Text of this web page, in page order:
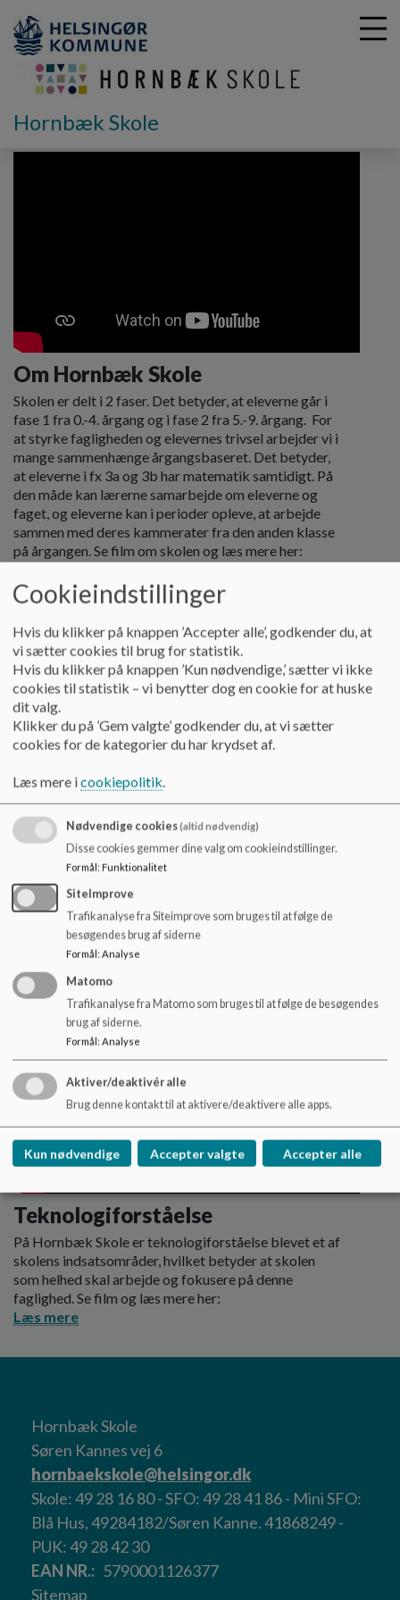
Hornbæk Skole
Om Hornbæk Skole
Skolen er delt i 2 faser. Det betyder, at eleverne går i
fase 1 fra 0.-4. årgang og i fase 2 fra 5.-9. årgang. For
at styrke fagligheden og elevernes trivsel arbejder vi i
mange sammenhænge årgangsbaseret. Det betyder,
at eleverne i fx 3a og 3b har matematik samtidigt. På
den måde kan lærerne samarbejde om eleverne og
faget, og eleverne kan i perioder opleve, at arbejde
sammen med deres kammerater fra den anden klasse
på årgangen. Se film om skolen og læs mere her:
LEAPS - Projektbaseret Læring
På Hornbæk Skole arbejder vi med PBL, fordi vi
ønsker at styrke elevernes motivation og engagement
samt give dem de bedste muligheder til at kunne begå
sig med det 21. århundredes kompetencer. Se film om
LEAPS og læs mere her:
Læs mere
Teknologiforståelse
På Hornbæk Skole er teknologiforståelse blevet et af
skolens indsatsområder, hvilket betyder at skolen
som helhed skal arbejde og fokusere på denne
faglighed. Se film og læs mere her:
Læs mere
Hornbæk Skole
Søren Kannes vej 6
hornbaekskole@helsingor.dk
Skole: 49 28 16 80 - SFO: 49 28 41 86 - Mini SFO:
Blå Hus, 49284182/Søren Kanne. 41868249 -
PUK: 49 28 42 30
EAN NR.
5790001126377
Sitemap
Cookieindstillinger
Hvis du klikker på knappen ’Accepter alle’, godkender du, at
vi sætter cookies til brug for statistik.
Hvis du klikker på knappen ’Kun nødvendige,’ sætter vi ikke
cookies til statistik – vi benytter dog en cookie for at huske
dit valg.
Klikker du på ’Gem valgte’ godkender du, at vi sætter
cookies for de kategorier du har krydset af.
Læs mere icookiepolitik.
Nødvendige cookies(altid nødvendig)
Disse cookies gemmer dine valg om cookieindstillinger.
Formål: Funktionalitet
SiteImprove
Trafikanalyse fra Siteimprove som bruges til at følge de
besøgendes brug af siderne
Formål : Analyse
Matomo
Trafikanalyse fra Matomo som bruges til at følge de besøgendes
brug af siderne.
Formål: Analyse
Aktiver/deaktivér alle
Brug denne kontakt til at aktivere/deaktivere alle apps.
Kun nødvendige Accepter valgte Accepter alle